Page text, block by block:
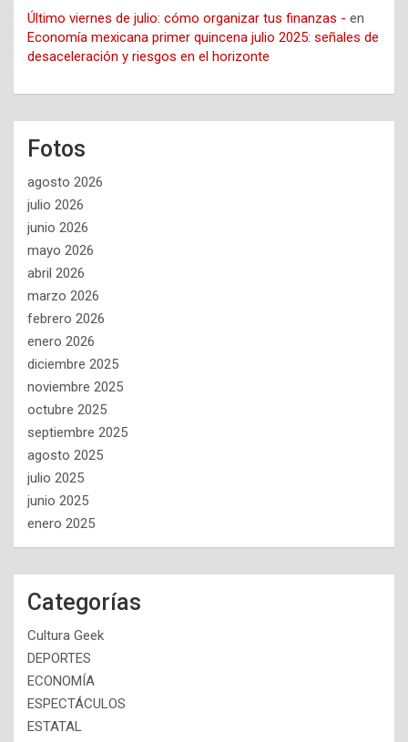
Último viernes de julio: cómo organizar tus finanzas - en
Economía mexicana primer quincena julio 2025: señales de
desaceleración y riesgos en el horizonte
Fotos
agosto 2026
julio 2026
junio 2026
mayo 2026
abril 2026
marzo 2026
febrero 2026
enero 2026
diciembre 2025
noviembre 2025
octubre 2025
septiembre 2025
agosto 2025
julio 2025
junio 2025
enero 2025
Categorías
Cultura Geek
DEPORTES
ECONOMÍA
ESPECTÁCULOS
ESTATAL